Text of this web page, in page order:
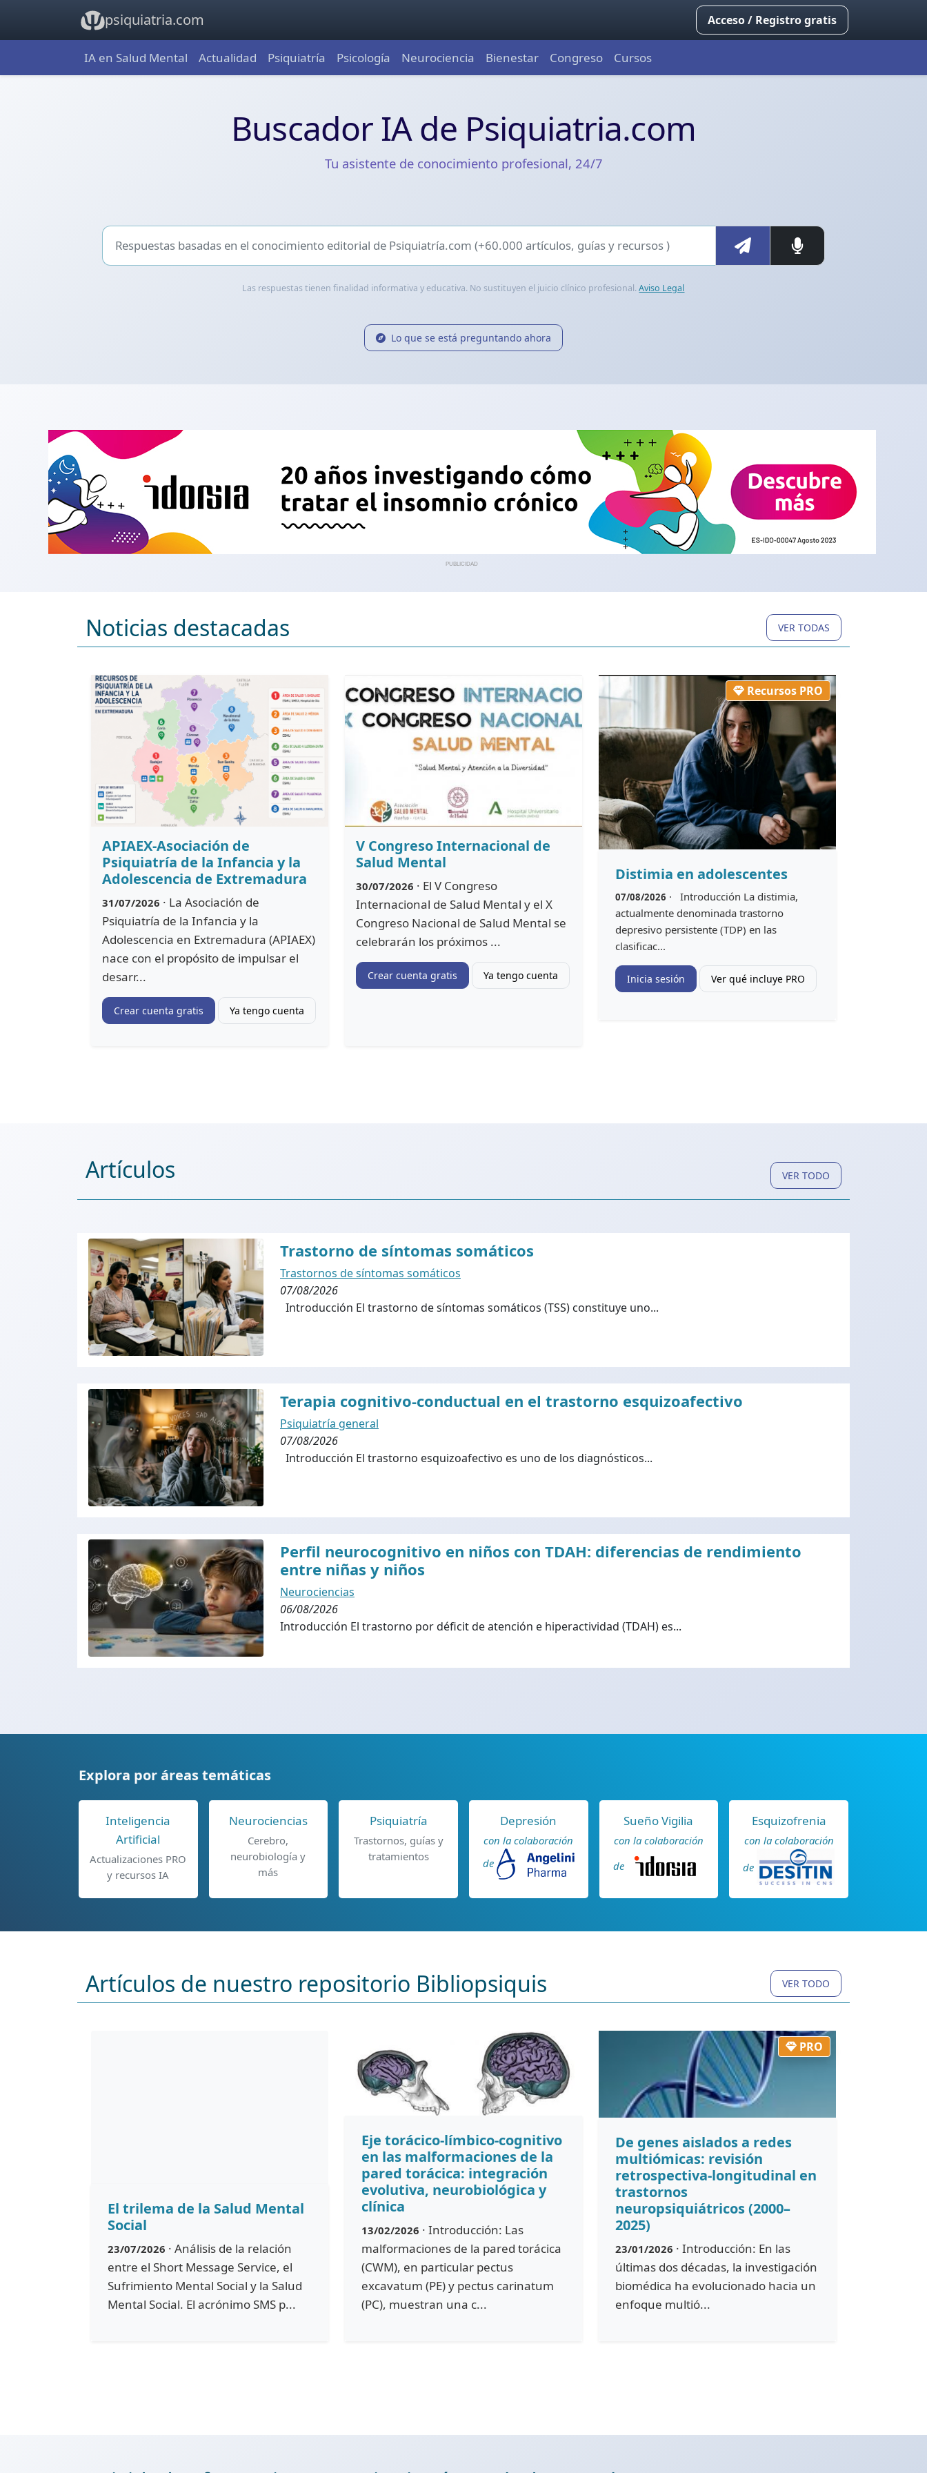
psiquiatria.com Acceso / Registro gratis
IA en Salud Mental Actualidad Psiquiatría Psicología Neurociencia Bienestar Congreso Cursos
Buscador IA de Psiquiatria.com
Tu asistente de conocimiento profesional, 24/7
Las respuestas tienen finalidad informativa y educativa. No sustituyen el juicio clínico profesional.Aviso Legal
Lo que se está preguntando ahora
PUBLICIDAD
Noticias destacadas VER TODAS
APIAEX-Asociación de
Psiquiatría de la Infancia y la
Adolescencia de Extremadura
31/07/2026 · La Asociación de
Psiquiatría de la Infancia y la
Adolescencia en Extremadura (APIAEX)
nace con el propósito de impulsar el
desarr...
Crear cuenta gratis Ya tengo cuenta
V Congreso Internacional de
Salud Mental
30/07/2026 · El V Congreso
Internacional de Salud Mental y el X
Congreso Nacional de Salud Mental se
celebrarán los próximos ...
Crear cuenta gratis Ya tengo cuenta
Recursos PRO
Distimia en adolescentes
07/08/2026 · Introducción La distimia,
actualmente denominada trastorno
depresivo persistente (TDP) en las
clasificac...
Inicia sesión Ver qué incluye PRO
Artículos VER TODO
Trastorno de síntomas somáticos
Trastornos de síntomas somáticos
07/08/2026
Introducción El trastorno de síntomas somáticos (TSS) constituye uno...
Terapia cognitivo-conductual en el trastorno esquizoafectivo
Psiquiatría general
07/08/2026
Introducción El trastorno esquizoafectivo es uno de los diagnósticos...
Perfil neurocognitivo en niños con TDAH: diferencias de rendimiento
entre niñas y niños
Neurociencias
06/08/2026
Introducción El trastorno por déficit de atención e hiperactividad (TDAH) es...
Explora por áreas temáticas
Inteligencia
Artificial
Actualizaciones PRO
y recursos IA
Neurociencias
Cerebro,
neurobiología y
más
Psiquiatría
Trastornos, guías y
tratamientos
Depresión
con la colaboración
de
Sueño Vigilia
con la colaboración
de
Esquizofrenia
con la colaboración
de
Artículos de nuestro repositorio Bibliopsiquis VER TODO
El trilema de la Salud Mental
Social
23/07/2026 · Análisis de la relación
entre el Short Message Service, el
Sufrimiento Mental Social y la Salud
Mental Social. El acrónimo SMS p...
Eje torácico-límbico-cognitivo
en las malformaciones de la
pared torácica: integración
evolutiva, neurobiológica y
clínica
13/02/2026 · Introducción: Las
malformaciones de la pared torácica
(CWM), en particular pectus
excavatum (PE) y pectus carinatum
(PC), muestran una c...
PRO
De genes aislados a redes
multiómicas: revisión
retrospectiva-longitudinal en
trastornos
neuropsiquiátricos (2000–
2025)
23/01/2026 · Introducción: En las
últimas dos décadas, la investigación
biomédica ha evolucionado hacia un
enfoque multió...